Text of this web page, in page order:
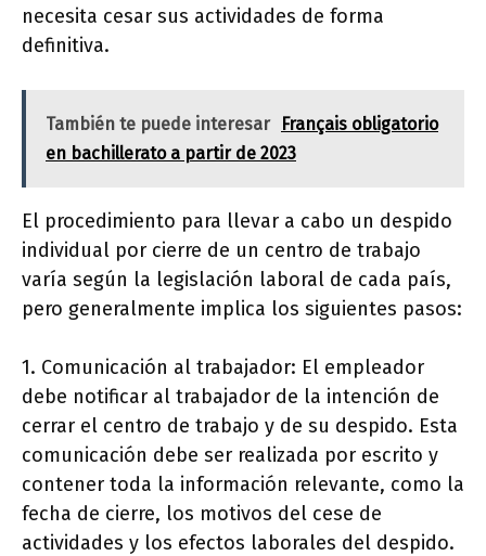
necesita cesar sus actividades de forma
definitiva.
También te puede interesar
Français obligatorio
en bachillerato a partir de 2023
El procedimiento para llevar a cabo un despido
individual por cierre de un centro de trabajo
varía según la legislación laboral de cada país,
pero generalmente implica los siguientes pasos:
1. Comunicación al trabajador: El empleador
debe notificar al trabajador de la intención de
cerrar el centro de trabajo y de su despido. Esta
comunicación debe ser realizada por escrito y
contener toda la información relevante, como la
fecha de cierre, los motivos del cese de
actividades y los efectos laborales del despido.